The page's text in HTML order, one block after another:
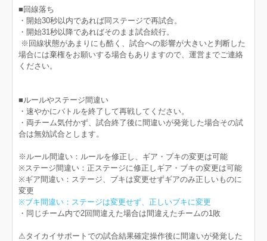
■回線落ち
・開始30秒以内であれば同ステージで再試合。
・開始31秒以降であればそのまま試合続行。
※回線状態があまりにも酷く、試合への影響が大きいと判断した
場合には棄権をお願いする場合もありますので、運営までご連絡
ください。
■ルールやステージ間違い
・速やかにバトルを終了して再戦してください。
・両チーム気付かず、試合終了後に間違いが発覚した場合その試
合は無効試合とします。
※ルール間違い：ルールを修正し、ギア・ブキの変更は可能
※ステージ間違い：正ステージに修正しギア・ブキの変更は可能
※ギア間違い：ステージ、ブキは変更せずギアのみ正しいものに
変更
※ブキ間違い：ステージは変更せず、正しいブキに変更
・同じチーム内で2回間違えた場合は間違えたチームの1敗
⚠︎タイカイサポートでの試合結果確定操作後に間違いが発覚した